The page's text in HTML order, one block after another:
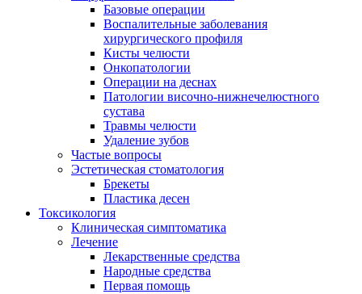
Базовые операции
Воспалительные заболевания
хирургического профиля
Кисты челюсти
Онкопатологии
Операции на деснах
Патологии височно-нижнечелюстного
сустава
Травмы челюсти
Удаление зубов
Частые вопросы
Эстетическая стоматология
Брекеты
Пластика десен
Токсикология
Клиническая симптоматика
Лечение
Лекарственные средства
Народные средства
Первая помощь